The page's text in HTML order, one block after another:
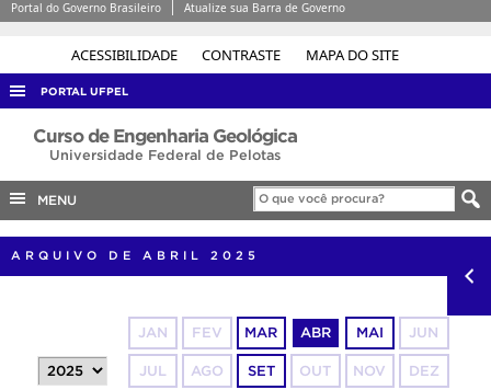
ACESSIBILIDADE CONTRASTE MAPA DO SITE
Portal do Governo Brasileiro Atualize sua Barra de Governo
PORTAL UFPEL
ACESSO À INFORMAÇÃO
COBALTO
CONCURSOS
EDITAIS
INTERNACIONAL
Curso de Engenharia Geológica
Universidade Federal de Pelotas
MENU
ARQUIVO DE ABRIL 2025
JAN FEV MAR ABR MAI JUN
JUL AGO SET OUT NOV DEZ